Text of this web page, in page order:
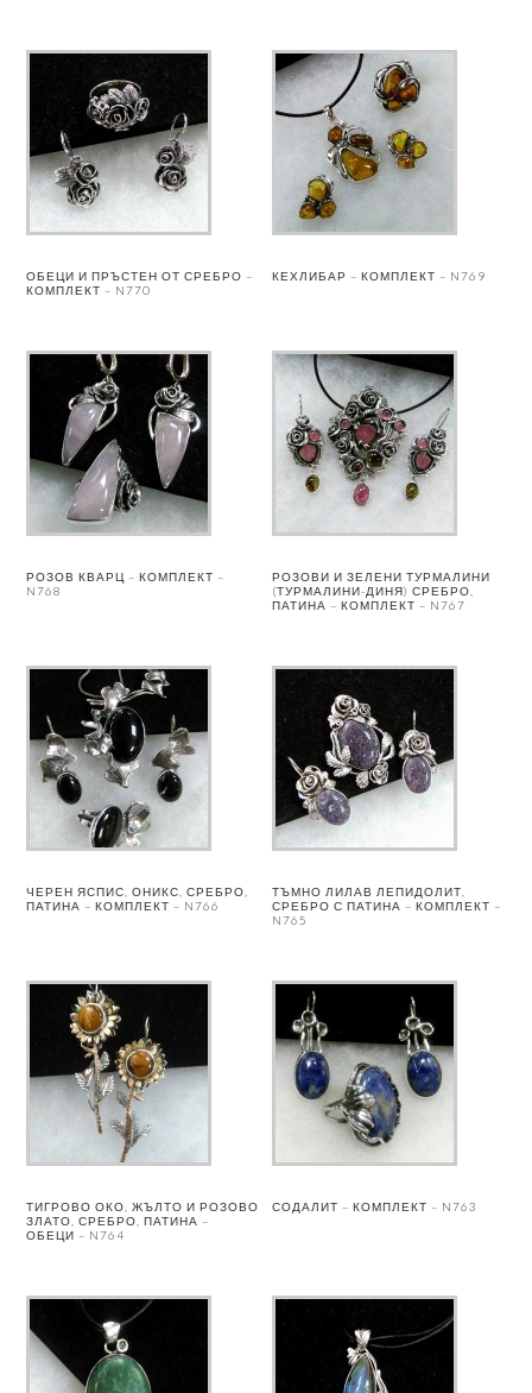
ОБЕЦИ И ПРЪСТЕН ОТ СРЕБРО –
КОМПЛЕКТ – N770
КЕХЛИБАР – КОМПЛЕКТ – N769
РОЗОВ КВАРЦ – КОМПЛЕКТ –
N768
РОЗОВИ И ЗЕЛЕНИ ТУРМАЛИНИ
(ТУРМАЛИНИ-ДИНЯ) СРЕБРО,
ПАТИНА – КОМПЛЕКТ – N767
ЧЕРЕН ЯСПИС, ОНИКС, СРЕБРО,
ПАТИНА – КОМПЛЕКТ – N766
ТЪМНО ЛИЛАВ ЛЕПИДОЛИТ,
СРЕБРО С ПАТИНА – КОМПЛЕКТ –
N765
ТИГРОВО ОКО, ЖЪЛТО И РОЗОВО
ЗЛАТО, СРЕБРО, ПАТИНА –
ОБЕЦИ – N764
СОДАЛИТ – КОМПЛЕКТ – N763